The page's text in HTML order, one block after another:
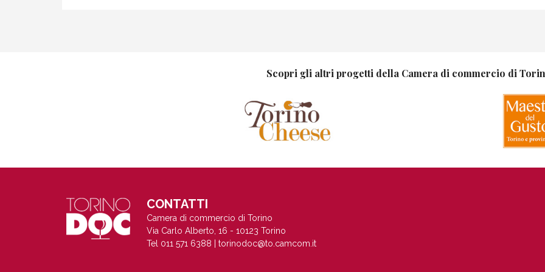
Scopri gli altri progetti della Camera di commercio di
CONTATTI
Camera di commercio di Torino
Via Carlo Alberto, 16 - 10123 Torino
Tel 011 571 6388 | torinodoc@to.camcom.it